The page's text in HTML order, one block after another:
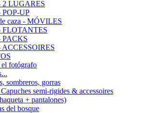
2 LUGARES
POP-UP
caza - MÓVILES
FLOTANTES
PACKS
ACCESSOIRES
el fotógrafo
sombreros, gorras
semi-rigides & accessoires
+ pantalones)
del bosque